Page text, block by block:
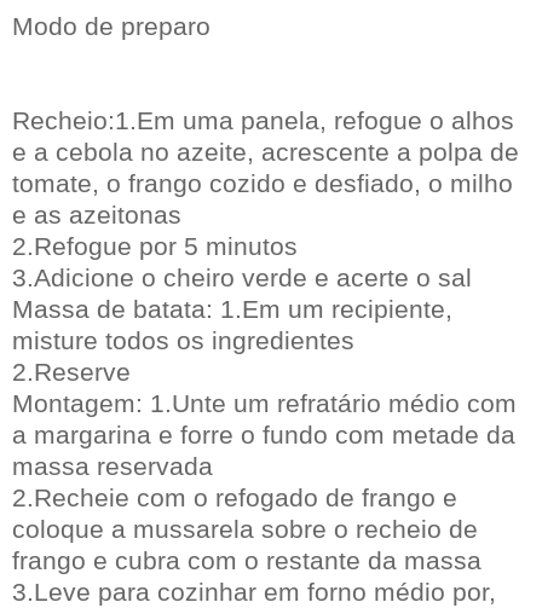
Modo de preparo
Recheio:1.Em uma panela, refogue o alhos
e a cebola no azeite, acrescente a polpa de
tomate, o frango cozido e desfiado, o milho
e as azeitonas
2.Refogue por 5 minutos
3.Adicione o cheiro verde e acerte o sal
Massa de batata: 1.Em um recipiente,
misture todos os ingredientes
2.Reserve
Montagem: 1.Unte um refratário médio com
a margarina e forre o fundo com metade da
massa reservada
2.Recheie com o refogado de frango e
coloque a mussarela sobre o recheio de
frango e cubra com o restante da massa
3.Leve para cozinhar em forno médio por,